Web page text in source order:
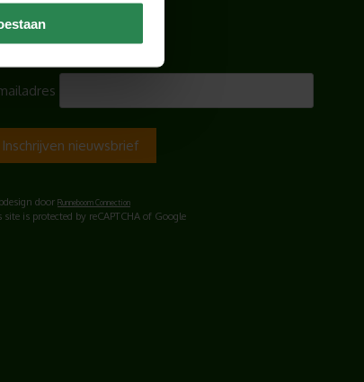
OP DE HOOGTE
door Runneboom Connection
site is protected by reCAPTCHA of Google